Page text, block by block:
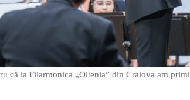
că la Filarmonica „Oltenia” din Craiova am